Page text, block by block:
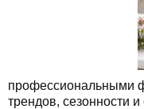
профессиональными
трендов, сезонности